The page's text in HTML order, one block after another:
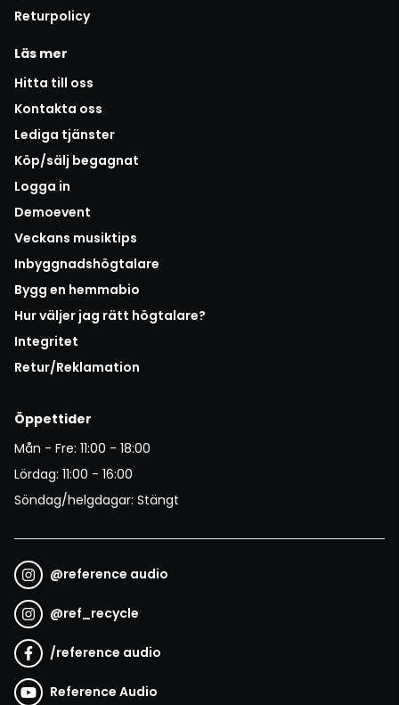
Returpolicy
Läs mer
Hitta till oss
Kontakta oss
Lediga tjänster
Köp/sälj begagnat
Logga in
Demoevent
Veckans musiktips
Inbyggnadshögtalare
Bygg en hemmabio
Hur väljer jag rätt högtalare?
Integritet
Retur/Reklamation
Öppettider
Mån - Fre: 11:00 - 18:00
Lördag: 11:00 - 16:00
Söndag/helgdagar: Stängt
@reference audio
@ref_recycle
/reference audio
Reference Audio